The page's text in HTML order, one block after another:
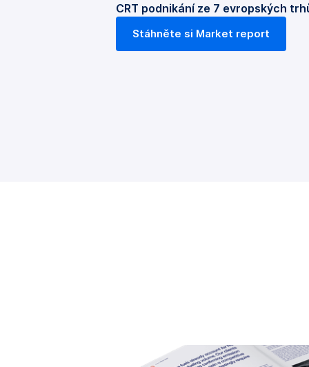
CRT podnikání ze 7 evropských
Stáhněte si Market report